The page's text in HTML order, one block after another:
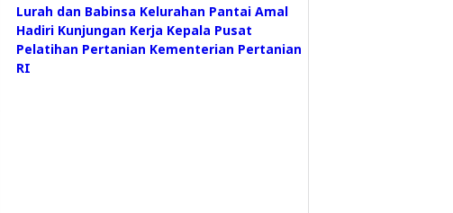
Lurah dan Babinsa Kelurahan Pantai Amal
Hadiri Kunjungan Kerja Kepala Pusat
Pelatihan Pertanian Kementerian Pertanian
RI